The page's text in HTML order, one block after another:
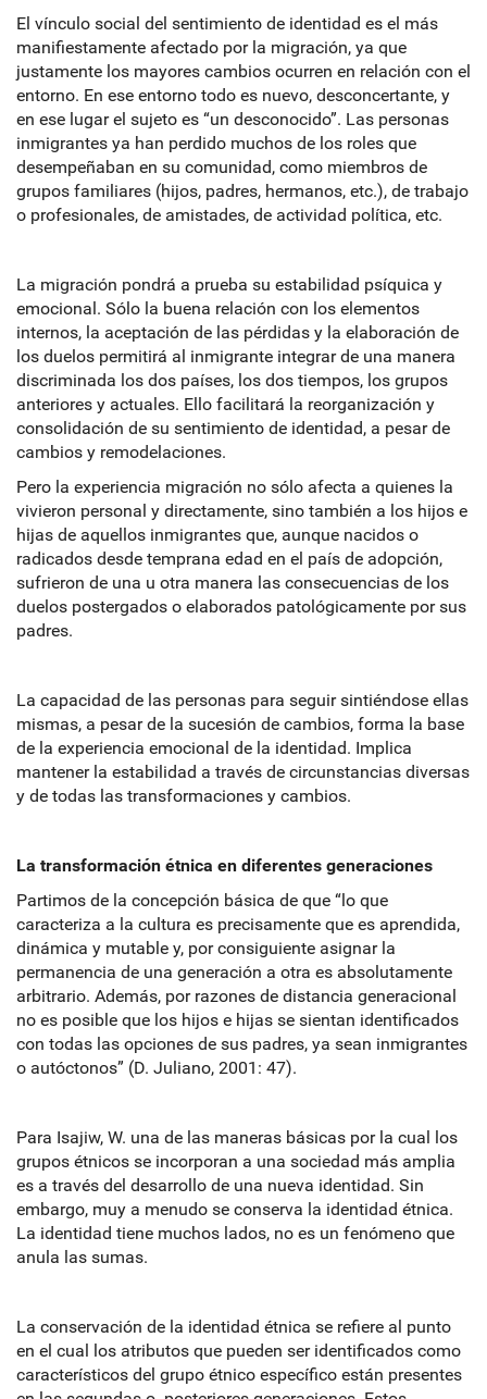
El vínculo social del sentimiento de identidad es el más
manifiestamente afectado por la migración, ya que
justamente los mayores cambios ocurren en relación con el
entorno. En ese entorno todo es nuevo, desconcertante, y
en ese lugar el sujeto es “un desconocido”. Las personas
inmigrantes ya han perdido muchos de los roles que
desempeñaban en su comunidad, como miembros de
grupos familiares (hijos, padres, hermanos, etc.), de trabajo
o profesionales, de amistades, de actividad política, etc.
La migración pondrá a prueba su estabilidad psíquica y
emocional. Sólo la buena relación con los elementos
internos, la aceptación de las pérdidas y la elaboración de
los duelos permitirá al inmigrante integrar de una manera
discriminada los dos países, los dos tiempos, los grupos
anteriores y actuales. Ello facilitará la reorganización y
consolidación de su sentimiento de identidad, a pesar de
cambios y remodelaciones.
Pero la experiencia migración no sólo afecta a quienes la
vivieron personal y directamente, sino también a los hijos e
hijas de aquellos inmigrantes que, aunque nacidos o
radicados desde temprana edad en el país de adopción,
sufrieron de una u otra manera las consecuencias de los
duelos postergados o elaborados patológicamente por sus
padres.
La capacidad de las personas para seguir sintiéndose ellas
mismas, a pesar de la sucesión de cambios, forma la base
de la experiencia emocional de la identidad. Implica
mantener la estabilidad a través de circunstancias diversas
y de todas las transformaciones y cambios.
La transformación étnica en diferentes generaciones
Partimos de la concepción básica de que “lo que
caracteriza a la cultura es precisamente que es aprendida,
dinámica y mutable y, por consiguiente asignar la
permanencia de una generación a otra es absolutamente
arbitrario. Además, por razones de distancia generacional
no es posible que los hijos e hijas se sientan identificados
con todas las opciones de sus padres, ya sean inmigrantes
o autóctonos” (D. Juliano, 2001: 47).
Para Isajiw, W. una de las maneras básicas por la cual los
grupos étnicos se incorporan a una sociedad más amplia
es a través del desarrollo de una nueva identidad. Sin
embargo, muy a menudo se conserva la identidad étnica.
La identidad tiene muchos lados, no es un fenómeno que
anula las sumas.
La conservación de la identidad étnica se refiere al punto
en el cual los atributos que pueden ser identificados como
característicos del grupo étnico específico están presentes